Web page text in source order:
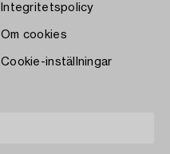
Integritetspolicy
Om cookies
Cookie-inställningar